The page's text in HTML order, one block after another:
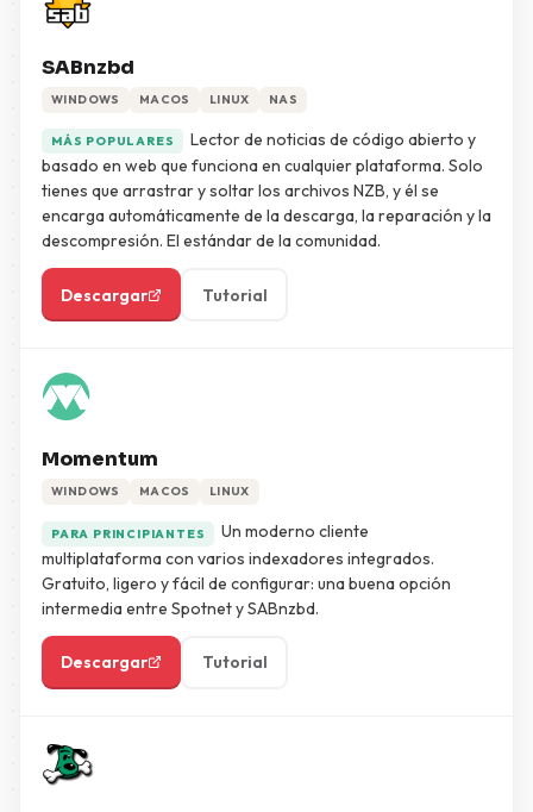
SABnzbd
WINDOWS MACOS LINUX NAS
MÁS POPULARES
Lector de noticias de código abierto y
basado en web que funciona en cualquier plataforma. Solo
tienes que arrastrar y soltar los archivos NZB, y él se
encarga automáticamente de la descarga, la reparación y la
descompresión. El estándar de la comunidad.
Descargar Tutorial
Momentum
WINDOWS MACOS LINUX
PARA PRINCIPIANTES
Un moderno cliente
multiplataforma con varios indexadores integrados.
Gratuito, ligero y fácil de configurar: una buena opción
intermedia entre Spotnet y SABnzbd.
Descargar Tutorial